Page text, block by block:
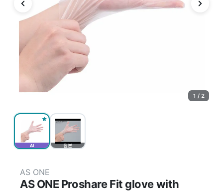
AI 원본
1 / 2
AS ONE
AS ONE Proshare Fit glove with